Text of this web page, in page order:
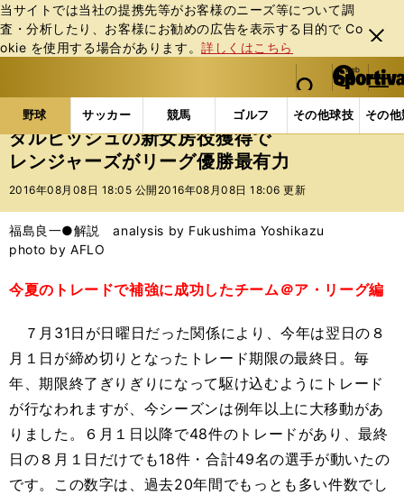
当サイトでは当社の提携先等がお客様のニーズ等について調
査・分析したり、お客様にお勧めの広告を表⽰する⽬的で Co
okie を使⽤する場合があります。詳しくはこちら
閉じ
る
web Sportiva (webスポルティーバ)
検索
マイペ
ー
ジ
メニュ
野球 サッカー 競馬 ゴルフ その他球技 その
b
ス
ポ
ル
バ
野球の記事一覧 MLB 福島良一 ダルビッシュの
ダルビッシュの新女房役獲得で
レンジャーズがリーグ優勝最有力
2016年08月08日 18:05 公開 2016年08月08日 18:06 更新
福島良一●解説 analysis by Fukushima Yoshikazu
photo by AFLO
今夏のトレードで補強に成功したチーム＠ア・リーグ編
７月31日が日曜日だった関係により、今年は翌日の８
月１日が締め切りとなったトレード期限の最終日。毎
年、期限終了ぎりぎりになって駆け込むようにトレード
が行なわれますが、今シーズンは例年以上に大移動があ
りました。６月１日以降で48件のトレードがあり、最終
日の８月１日だけでも18件・合計49名の選手が動いたの
です。この数字は、過去20年間でもっとも多い件数でし